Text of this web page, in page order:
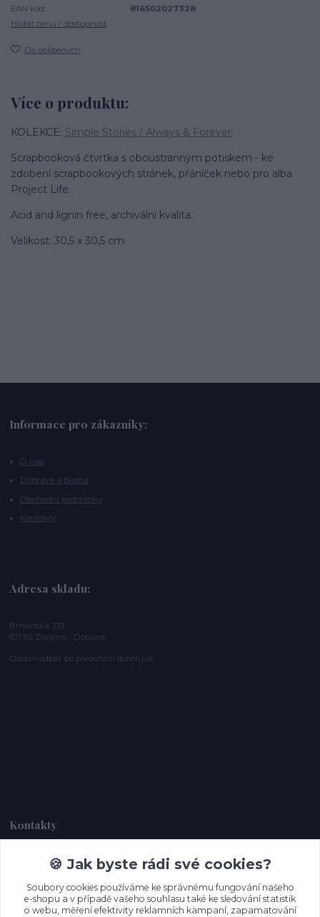
EAN kód:
816502027328
Hlídat cenu / dostupnost
Do oblíbených
Více o produktu:
KOLEKCE: Simple Stories / Always & Forever
Scrapbooková čtvrtka s oboustranným potiskem - ke
zdobení scrapbookových stránek, přáníček nebo pro alba
Project Life.
Acid and lignin free, archivální kvalita.
Velikost: 30,5 x 30,5 cm.
Informace pro zákazníky:
O nás
Doprava a platba
Obchodní podmínky
Kontakty
Adresa skladu:
Brněnská 339
671 82 Znojmo - Dobšice
Osobní odběr po předchozí domluvě.
Kontakty
Dagmar Handlová
+420 734 380 930
(Po-Ne, 8-20 hod.)
🍪 Jak byste rádi své cookies?
Soubory cookies používáme ke správnému fungování našeho
e-shopu a v případě vašeho souhlasu také ke sledování statistik
o webu, měření efektivity reklamních kampaní, zapamatování